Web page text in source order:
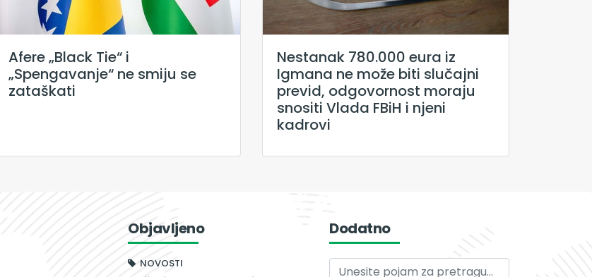
Afere „Black Tie“ i
„Spengavanje“ ne smiju se
zataškati
Nestanak 780.000 eura iz
Igmana ne može biti slučajni
previd, odgovornost moraju
snositi Vlada FBiH i njeni
kadrovi
Objavljeno
NOVOSTI
Dodatno